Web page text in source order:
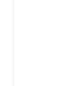
technologii
się nie
codzienne
zarówno w